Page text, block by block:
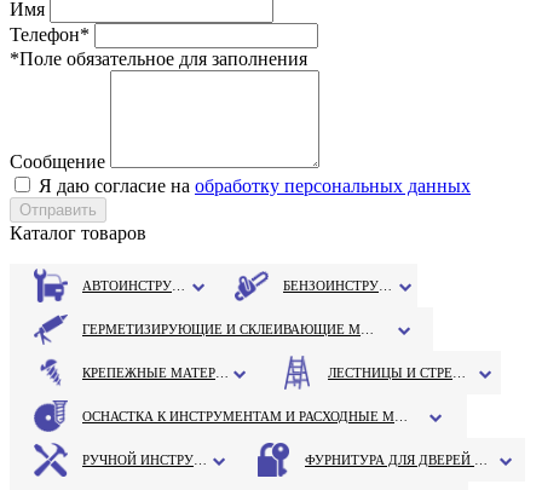
Имя
Телефон*
*Поле обязательное для заполнения
Сообщение
Я даю согласие на обработку персональных данных
Каталог товаров